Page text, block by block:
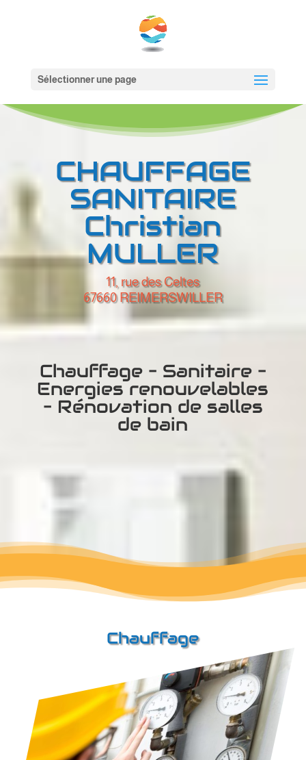
Sélectionner une page
CHAUFFAGE
SANITAIRE
Christian
MULLER
11, rue des Celtes
67660 REIMERSWILLER
Chauffage – Sanitaire –
Energies renouvelables
– Rénovation de salles
de bain
Chauffage